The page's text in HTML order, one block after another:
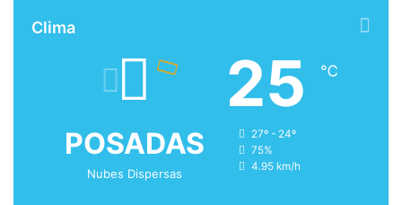
Clima
POSADAS
Nubes Dispersas
25 ℃
27º - 24º
75%
4.95 km/h